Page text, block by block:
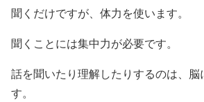
聞くだけですが、体力を使います。
聞くことには集中力が必要です。
話を聞いたり理解したりするのは、脳
す。